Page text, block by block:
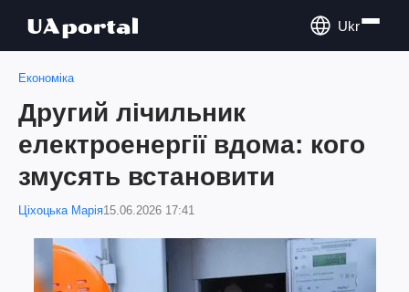
Ukr
Економіка
Другий лічильник
електроенергії вдома: кого
змусять встановити
Ціхоцька Марія15.06.2026 17:41